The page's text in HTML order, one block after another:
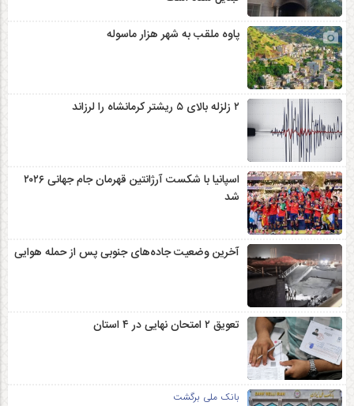
پاوه ملقب به شهر هزار ماسوله
۲ زلزله‌ بالای ۵ ریشتر کرمانشاه را لرزاند
اسپانیا با شکست آرژانتین قهرمان جام جهانی ۲۰۲۶
شد
آخرین وضعیت جاده‌های جنوبی پس از حمله هوایی
تعویق ۲ امتحان نهایی در ۴ استان
بانک ملی برگشت